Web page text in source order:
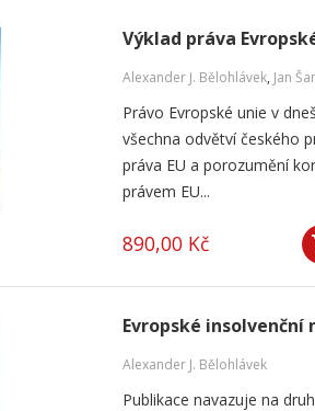
Výklad práva
Alexander J. Bělohlávek, Jan
Právo Evropské unie v
všechna odvětví českého
práva EU a porozumění
právem EU...
890,00 Kč
Evropské
Alexander J. Bělohlávek
Publikace navazuje na